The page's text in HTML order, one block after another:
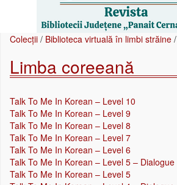
Colecții / Biblioteca virtuală în limbi străine /
Limba coreeană
Talk To Me In Korean – Level 10
Talk To Me In Korean – Level 9
Talk To Me In Korean – Level 8
Talk To Me In Korean – Level 7
Talk To Me In Korean – Level 6
Talk To Me In Korean – Level 5 – Dialogue
Talk To Me In Korean – Level 5